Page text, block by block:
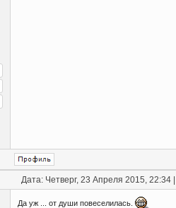
Дата: Четверг, 23 Апреля 2015,
Да уж ... от души повеселилась.